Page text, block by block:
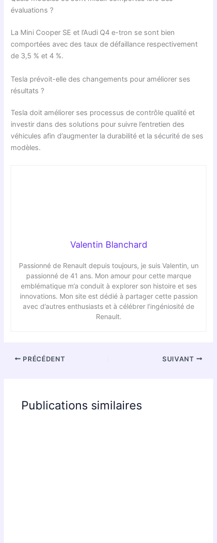
évaluations ?
La Mini Cooper SE et l’Audi Q4 e-tron se sont bien
comportées avec des taux de défaillance respectivement
de 3,5 % et 4 %.
Tesla prévoit-elle des changements pour améliorer ses
résultats ?
Tesla doit améliorer ses processus de contrôle qualité et
investir dans des solutions pour suivre l’entretien des
véhicules afin d’augmenter la durabilité et la sécurité de ses
modèles.
Valentin Blanchard
Passionné de Renault depuis toujours, je suis Valentin, un
passionné de 41 ans. Mon amour pour cette marque
emblématique m’a conduit à explorer son histoire et ses
innovations. Mon site est dédié à partager cette passion
avec d’autres enthusiasts et à célébrer l’ingéniosité de
Renault.
PRÉCÉDENT SUIVANT
Publications similaires